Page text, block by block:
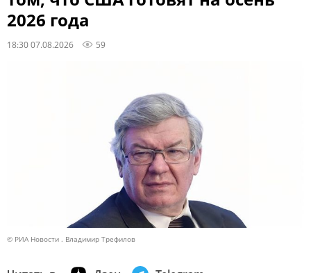
2026 года
18:30 07.08.2026 59
© РИА Новости . Владимир Трефилов